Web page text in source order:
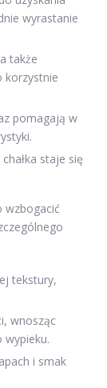
wyrastanie
także
korzystnie
pomagają w
staje się
wzbogacić
tekstury,
wnosząc
wypieku.
i smak